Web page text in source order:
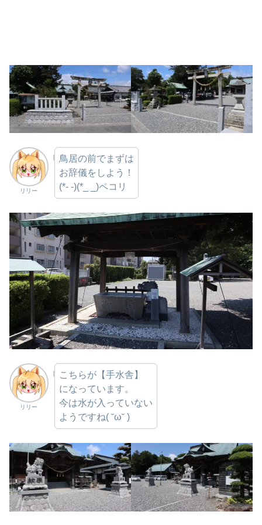
リリー
鳥居の前でまずは
お辞儀をしよう！
(*- -)(*_ _)ペコリ
リリー
こちらが【手水舎】
になっています。
今は水が入っていない
ようですね( ˘ω˘ )